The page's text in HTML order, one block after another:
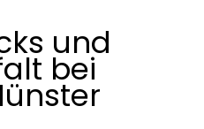
und
bei